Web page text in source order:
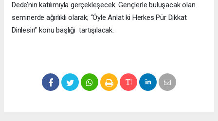
Dede’nin katılımıyla gerçekleşecek. Gençlerle buluşacak olan
seminerde ağırlıklı olarak; “Öyle Anlat ki Herkes Pür Dikkat
Dinlesin” konu başlığı tartışılacak.